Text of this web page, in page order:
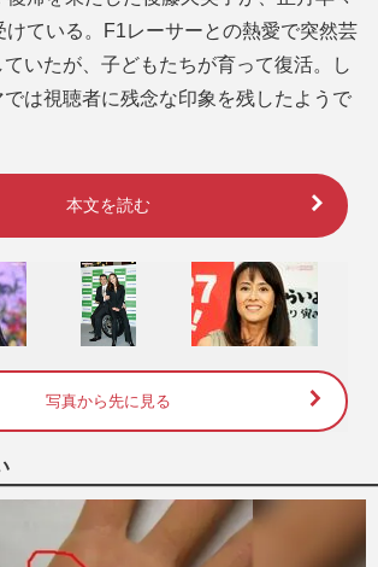
けている。F1レーサーとの熱愛で突然芸
いたが、子どもたちが育って復活。し
は視聴者に残念な印象を残したようで
本文を読む
写真から先に見る